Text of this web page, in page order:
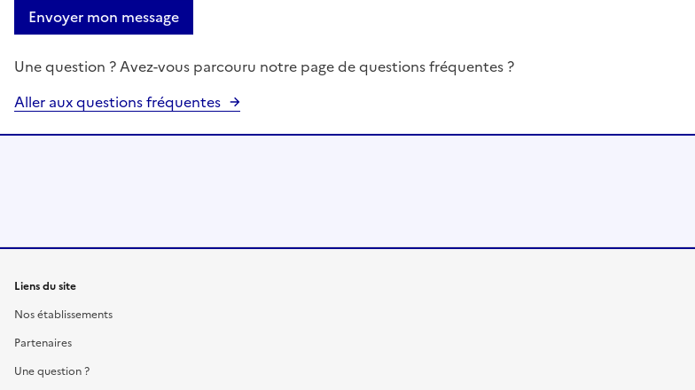
Envoyer mon message
Une question ? Avez-vous parcouru notre page de questions fréquentes ?
Aller aux questions fréquentes
Liens du site
Nos établissements
Partenaires
Une question ?